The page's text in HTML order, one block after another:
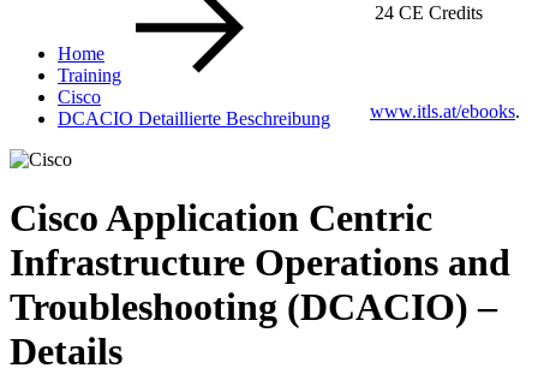
www.itls.at/ebooks.
24 CE Credits
Home
Training
Cisco
DCACIO Detaillierte Beschreibung
Cisco Application Centric
Infrastructure Operations and
Troubleshooting (DCACIO) –
Details